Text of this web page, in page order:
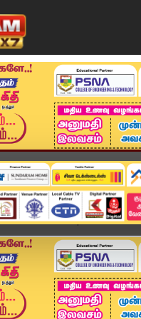
அண்மை தமிழ்நாடு
Headlines Now | 7 AM